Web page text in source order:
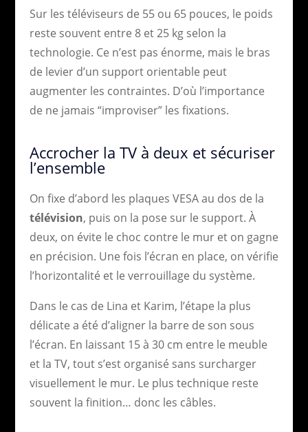
Sur les téléviseurs de 55 ou 65 pouces, le poids
reste souvent entre 8 et 25 kg selon la
technologie. Ce n’est pas énorme, mais le bras
de levier d’un support orientable peut
augmenter les contraintes. D’où l’importance
de ne jamais “improviser” les fixations.
Accrocher la TV à deux et sécuriser
l’ensemble
On fixe d’abord les plaques VESA au dos de la
télévision, puis on la pose sur le support. À
deux, on évite le choc contre le mur et on gagne
en précision. Une fois l’écran en place, on vérifie
l’horizontalité et le verrouillage du système.
Dans le cas de Lina et Karim, l’étape la plus
délicate a été d’aligner la barre de son sous
l’écran. En laissant 15 à 30 cm entre le meuble
et la TV, tout s’est organisé sans surcharger
visuellement le mur. Le plus technique reste
souvent la finition… donc les câbles.